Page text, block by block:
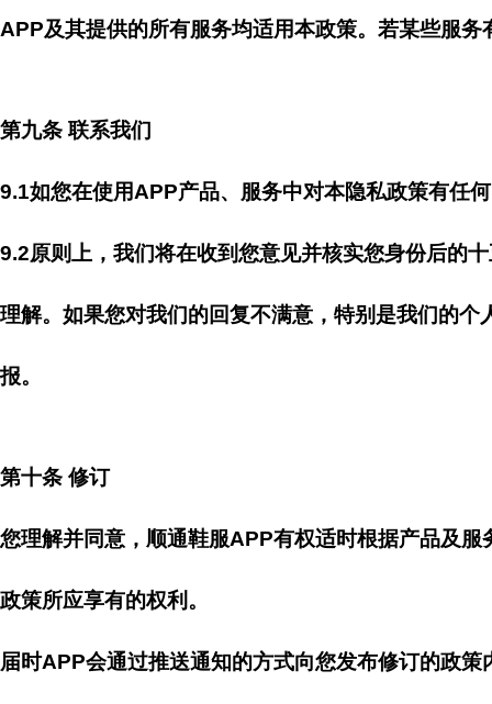
APP及其提供的所有服务均适用本政策。若某些服
第九条 联系我们
9.1如您在使用APP产品、服务中对本隐私政策有任
9.2原则上，我们将在收到您意见并核实您身份后的
理解。如果您对我们的回复不满意，特别是我们的
报。
第十条 修订
您理解并同意，顺通鞋服APP有权适时根据产品及
政策所应享有的权利。
届时APP会通过推送通知的方式向您发布修订的政